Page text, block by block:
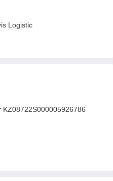
Logistic
KZ08722S000005926786